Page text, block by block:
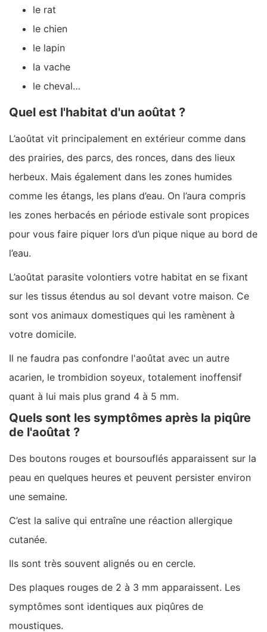
le rat
le chien
le lapin
la vache
le cheval…
Quel est l'habitat d'un aoûtat ?
L’aoûtat vit principalement en extérieur comme dans
des prairies, des parcs, des ronces, dans des lieux
herbeux. Mais également dans les zones humides
comme les étangs, les plans d’eau. On l’aura compris
les zones herbacés en période estivale sont propices
pour vous faire piquer lors d’un pique nique au bord de
l’eau.
L’aoûtat parasite volontiers votre habitat en se fixant
sur les tissus étendus au sol devant votre maison. Ce
sont vos animaux domestiques qui les ramènent à
votre domicile.
Il ne faudra pas confondre l'aoûtat avec un autre
acarien, le trombidion soyeux, totalement inoffensif
quant à lui mais plus grand 4 à 5 mm.
Quels sont les symptômes après la piqûre
de l'aoûtat ?
Des boutons rouges et boursouflés apparaissent sur la
peau en quelques heures et peuvent persister environ
une semaine.
C’est la salive qui entraîne une réaction allergique
cutanée.
Ils sont très souvent alignés ou en cercle.
Des plaques rouges de 2 à 3 mm apparaissent. Les
symptômes sont identiques aux piqûres de
moustiques.